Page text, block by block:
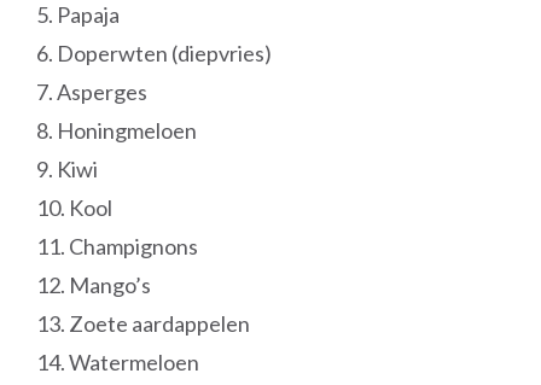
5. Papaja
6. Doperwten (diepvries)
7. Asperges
8. Honingmeloen
9. Kiwi
10. Kool
11. Champignons
12. Mango’s
13. Zoete aardappelen
14. Watermeloen